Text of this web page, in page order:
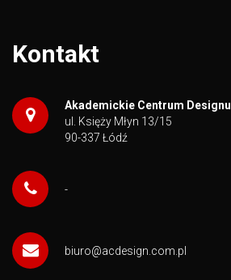
Kontakt
Akademickie Centrum Designu
ul. Księży Młyn 13/15
90-337 Łódź
-
biuro@acdesign.com.pl